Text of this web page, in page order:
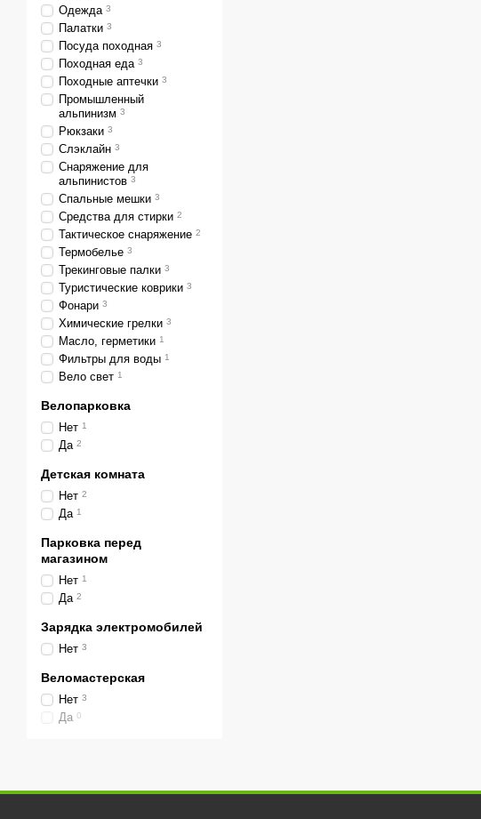
Одежда 3
Палатки 3
Посуда походная 3
Походная еда 3
Походные аптечки 3
Промышленный
альпинизм 3
Рюкзаки 3
Слэклайн 3
Снаряжение для
альпинистов 3
Спальные мешки 3
Средства для стирки 2
Тактическое снаряжение 2
Термобелье 3
Трекинговые палки 3
Туристические коврики 3
Фонари 3
Химические грелки 3
Масло, герметики 1
Фильтры для воды 1
Вело свет 1
Велопарковка
Нет 1
Да 2
Детская комната
Нет 2
Да 1
Парковка перед
магазином
Нет 1
Да 2
Зарядка электромобилей
Нет 3
Веломастерская
Нет 3
Да 0